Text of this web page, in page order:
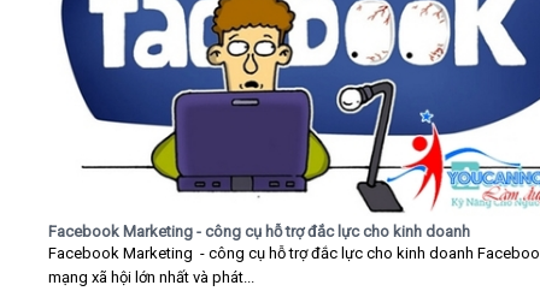
Facebook Marketing - công cụ hỗ trợ đắc lực cho kinh doanh
Facebook Marketing - công cụ hỗ trợ đắc lực cho kinh doanh
mạng xã hội lớn nhất và phát...